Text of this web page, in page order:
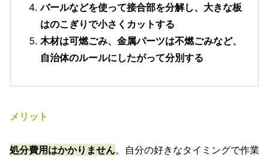
バールなどを使って接合部を分解し、大きな板
はのこぎりで小さくカットする
木材は可燃ごみ、金属パーツは不燃ごみなど、
自治体のルールにしたがって分別する
メリット
処分費用はかかりません。自分の好きなタイミングで作業